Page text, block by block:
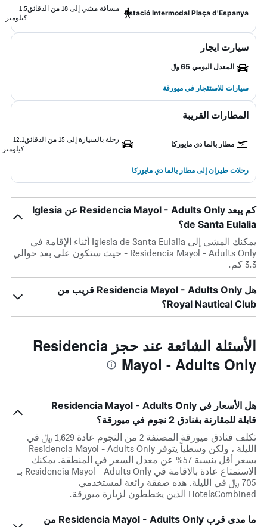
Estació Intermodal Plaça d'Espanya
مسافة مشي إلى 18 من الدقائق
1.5
كيلومتر
سيارت ايجار
المعدل اليومي 65 ﷼
سيارات للاستئجار في ميورقة
المطارات القريبة
مطار بالما دي مايوركا
رحلة بالسيارة إلى 15 من الدقائق
12.1
كيلومتر
رحلات طيران إلى مطار بالما دي مايوركا
كم يبعد Residencia Mayol - Adults Only عن Iglesia
de Santa Eulalia؟
يمكنك المشي إلى Iglesia de Santa Eulalia أثناء الإقامة في
Residencia Mayol - Adults Only - حيث ستكون على بعد حوالي
3.3 كم.
هل Residencia Mayol - Adults Only قريب من
Royal Nautical Club؟
الأسئلة الشائعة عند حجز Residencia
Mayol - Adults Only
هل الأسعار في Residencia Mayol - Adults Only
قابلة للمقارنة بفنادق 2 نجوم في ميورقة؟
تكلف فنادق ميورقة المصنفة 2 من النجوم عادة 1,629 ﷼ في
الليلة ، ولكن وسطياً يتوفر Residencia Mayol - Adults Only
بسعر أقل بنسبة 57% عن معدل السعر في المنطقة. يمكنك
الاستمتاع عادة بالاقامة في Residencia Mayol - Adults Only بـ
705 ﷼ في الليلة. هذه صفقة رائعة لمستخدمي
HotelsCombined الذين يخططون لزيارة ميورقة.
ما مدى قرب Residencia Mayol - Adults Only من